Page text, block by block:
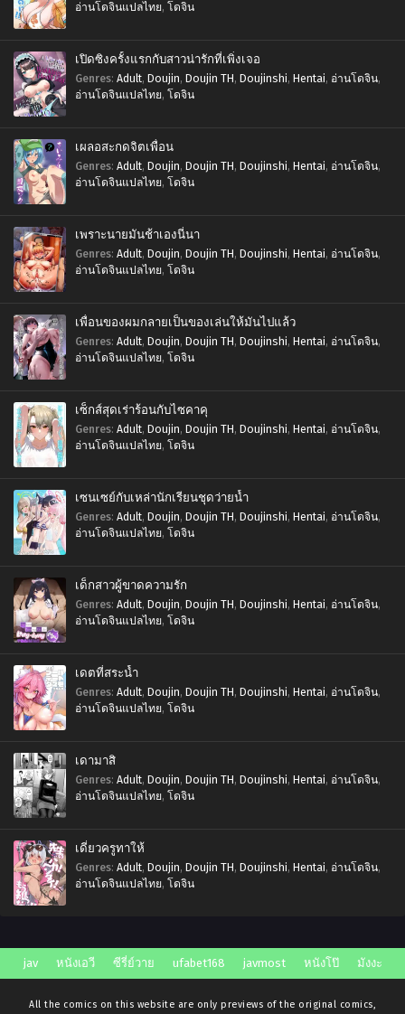
อ่านโดจินแปลไทย, โดจิน
เปิดซิงครั้งแรกกับสาวน่ารักที่เพิ่งเจอ
Genres: Adult, Doujin, Doujin TH , Doujinshi, Hentai, อ่านโดจิน,
อ่านโดจินแปลไทย, โดจิน
เผลอสะกดจิตเพื่อน
Genres: Adult, Doujin, Doujin TH , Doujinshi, Hentai, อ่านโดจิน,
อ่านโดจินแปลไทย, โดจิน
เพราะนายมันช้าเองนี่นา
Genres: Adult, Doujin, Doujin TH , Doujinshi, Hentai, อ่านโดจิน,
อ่านโดจินแปลไทย, โดจิน
เพื่อนของผมกลายเป็นของเล่นให้มันไปแล้ว
Genres: Adult, Doujin, Doujin TH , Doujinshi, Hentai, อ่านโดจิน,
อ่านโดจินแปลไทย, โดจิน
เซ็กส์สุดเร่าร้อนกับไซคาคุ
Genres: Adult, Doujin, Doujin TH , Doujinshi, Hentai, อ่านโดจิน,
อ่านโดจินแปลไทย, โดจิน
เซนเซย์กับเหล่านักเรียนชุดว่ายน้ำ
Genres: Adult, Doujin, Doujin TH , Doujinshi, Hentai, อ่านโดจิน,
อ่านโดจินแปลไทย, โดจิน
เด็กสาวผู้ขาดความรัก
Genres: Adult, Doujin, Doujin TH , Doujinshi, Hentai, อ่านโดจิน,
อ่านโดจินแปลไทย, โดจิน
เดตที่สระน้ำ
Genres: Adult, Doujin, Doujin TH , Doujinshi, Hentai, อ่านโดจิน,
อ่านโดจินแปลไทย, โดจิน
เดามาสิ
Genres: Adult, Doujin, Doujin TH , Doujinshi, Hentai, อ่านโดจิน,
อ่านโดจินแปลไทย, โดจิน
เดี๋ยวครูทาให้
Genres: Adult, Doujin, Doujin TH , Doujinshi, Hentai, อ่านโดจิน,
อ่านโดจินแปลไทย, โดจิน
jav หนังเอวี ซีรี่ย์วาย ufabet168 javmost หนังโป๊ มังงะ
All the comics on this website are only previews of the original comics,